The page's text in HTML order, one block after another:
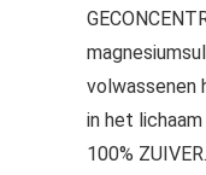
volwassenen
in het
100%